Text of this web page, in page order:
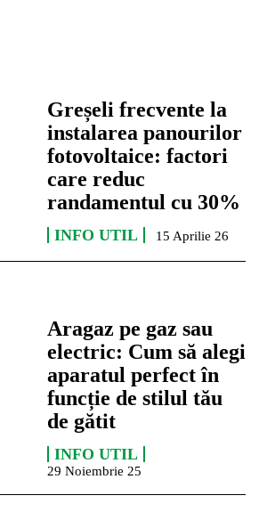
Greșeli frecvente la
instalarea panourilor
fotovoltaice: factori
care reduc
randamentul cu 30%
INFO UTIL 15 Aprilie 26
Aragaz pe gaz sau
electric: Cum să alegi
aparatul perfect în
funcție de stilul tău
de gătit
INFO UTIL
29 Noiembrie 25